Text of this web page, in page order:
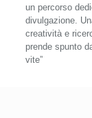
un percorso
divulgazione.
creatività e
prende spunto
vite”